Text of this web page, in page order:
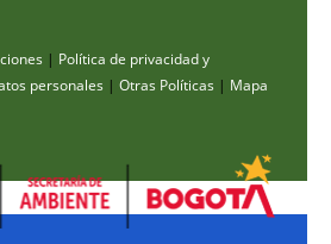
| Política de privacidad y
personales | Otras Políticas | Mapa